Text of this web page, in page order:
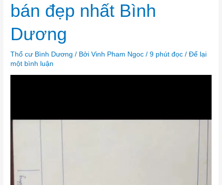
bán đẹp nhất Bình
Dương
Thổ cư Bình Dương / BởiVinh Pham Ngoc/9 phút đọc /Để lại
một bình luận
bán
đẹp
Bình
Dương